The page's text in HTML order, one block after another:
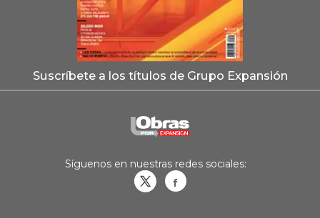
Suscríbete a los títulos de Grupo Expansión
Síguenos en nuestras redes sociales: